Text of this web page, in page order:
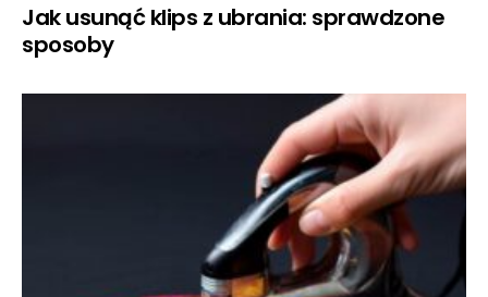
Jak usunąć klips z ubrania: sprawdzone
sposoby